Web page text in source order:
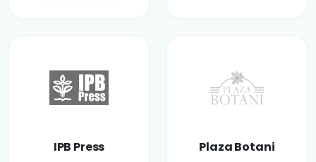
IPB Press Plaza Botani